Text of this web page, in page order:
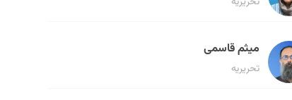
میثم قاسمی
تحریریه